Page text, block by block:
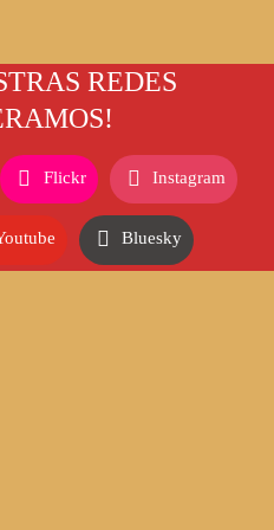
REDES
Flickr Instagram
Bluesky